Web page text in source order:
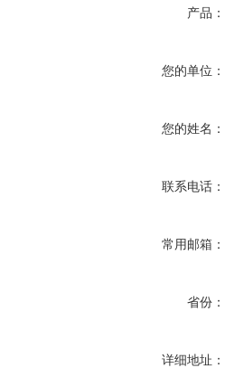
产品：
您的单位：
您的姓名：
联系电话：
常用邮箱：
省份：
详细地址：